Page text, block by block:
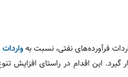
فرآورده‌های نفتی، نسبت به
این اقدام در راستای افزایش